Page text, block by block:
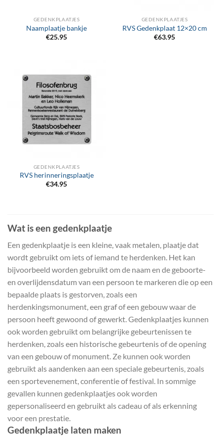
GEDENKPLAATJES
Naamplaatje bankje
€25.95
GEDENKPLAATJES
RVS Gedenkplaat 12×20 cm
€63.95
GEDENKPLAATJES
RVS herinneringsplaatje
€34.95
Wat is een gedenkplaatje
Een gedenkplaatje is een kleine, vaak metalen, plaatje dat
wordt gebruikt om iets of iemand te herdenken. Het kan
bijvoorbeeld worden gebruikt om de naam en de geboorte-
en overlijdensdatum van een persoon te markeren die op een
bepaalde plaats is gestorven, zoals een
herdenkingsmonument, een graf of een gebouw waar de
persoon heeft gewoond of gewerkt. Gedenkplaatjes kunnen
ook worden gebruikt om belangrijke gebeurtenissen te
herdenken, zoals een historische gebeurtenis of de opening
van een gebouw of monument. Ze kunnen ook worden
gebruikt als aandenken aan een speciale gebeurtenis, zoals
een sportevenement, conferentie of festival. In sommige
gevallen kunnen gedenkplaatjes ook worden
gepersonaliseerd en gebruikt als cadeau of als erkenning
voor een prestatie.
Gedenkplaatje laten maken